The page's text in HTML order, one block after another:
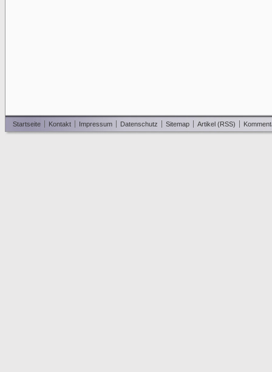
Startseite Kontakt Impressum Datenschutz Sitemap Artikel (RSS)